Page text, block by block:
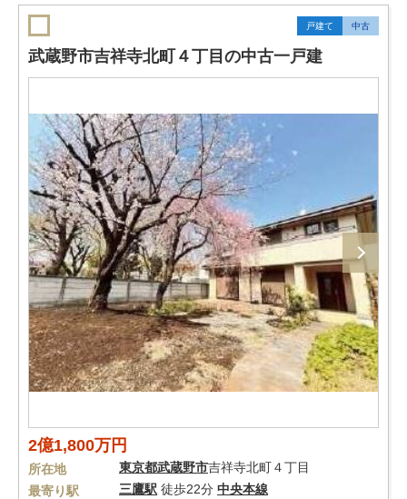
戸建て 中古
武蔵野市吉祥寺北町４丁目の中古一戸建
2億1,800万円
所在地 東京都武蔵野市吉祥寺北町４丁目
最寄り駅
三鷹駅 徒歩22分 中央本線